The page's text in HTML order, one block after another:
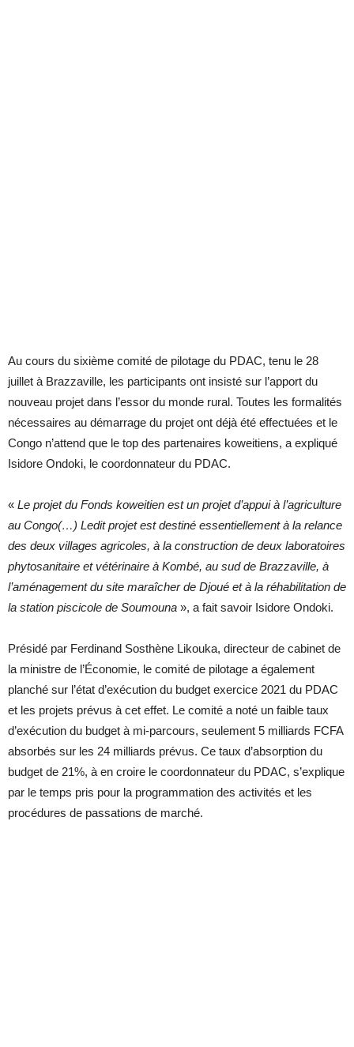
Au cours du sixième comité de pilotage du PDAC, tenu le 28
juillet à Brazzaville, les participants ont insisté sur l’apport du
nouveau projet dans l’essor du monde rural. Toutes les formalités
nécessaires au démarrage du projet ont déjà été effectuées et le
Congo n’attend que le top des partenaires koweitiens, a expliqué
Isidore Ondoki, le coordonnateur du PDAC.
« Le projet du Fonds koweitien est un projet d’appui à l’agriculture
au Congo(…) Ledit projet est destiné essentiellement à la relance
des deux villages agricoles, à la construction de deux laboratoires
phytosanitaire et vétérinaire à Kombé, au sud de Brazzaville, à
l’aménagement du site maraîcher de Djoué et à la réhabilitation de
la station piscicole de Soumouna », a fait savoir Isidore Ondoki.
Présidé par Ferdinand Sosthène Likouka, directeur de cabinet de
la ministre de l’Économie, le comité de pilotage a également
planché sur l’état d’exécution du budget exercice 2021 du PDAC
et les projets prévus à cet effet. Le comité a noté un faible taux
d’exécution du budget à mi-parcours, seulement 5 milliards FCFA
absorbés sur les 24 milliards prévus. Ce taux d’absorption du
budget de 21%, à en croire le coordonnateur du PDAC, s’explique
par le temps pris pour la programmation des activités et les
procédures de passations de marché.